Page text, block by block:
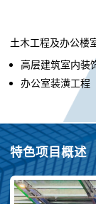
土木工程及办公楼
高层建筑室内装
办公室装潢工程
特色项目概述